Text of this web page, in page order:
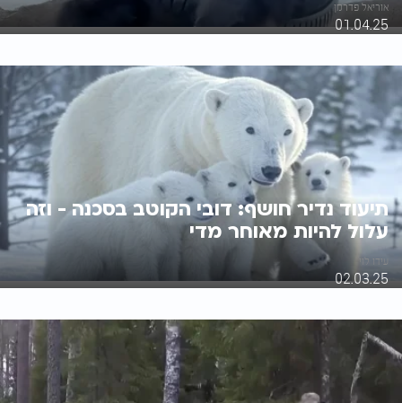
אוריאל פדרמן
01.04.25
תיעוד נדיר חושף: דובי הקוטב בסכנה - וזה
עלול להיות מאוחר מדי
עידו לוי
02.03.25